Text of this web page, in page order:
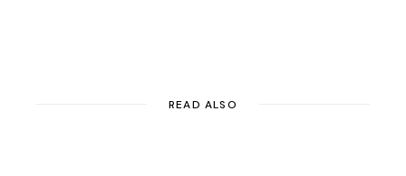
READ ALSO